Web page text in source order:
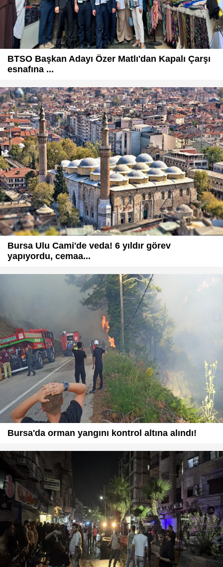
BTSO Başkan Adayı Özer Matlı'dan Kapalı Çarşı
esnafına ...
Bursa Ulu Cami'de veda! 6 yıldır görev
yapıyordu, cemaa...
Bursa'da orman yangını kontrol altına alındı!